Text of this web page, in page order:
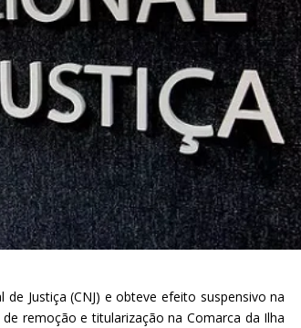
Justiça (CNJ) e obteve efeito suspensivo na
remoção e titularização na Comarca da Ilha